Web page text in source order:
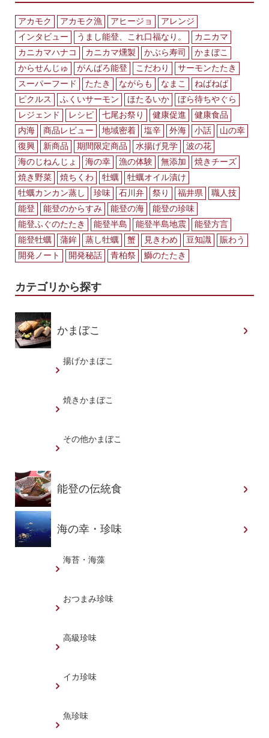
アカモク アカモク漁 アヒージョ
アレンジ
インタビュー
うまし能登、これ口福なり。
カニカマ
カニカマハナコ
カニカマ燻製 かぶら寿司
かまぼこ
からせんじゅ
がんばろ能登 こだわり
サーモンたたき
スーパーフード
たたき ながらも なまこ
ねばねば
ピクルス
ふくいサーモン ほたるいか
ぼら待ちやぐら
レジェンド
レシピ 七尾お祭り 健康促進
健康食品
内海
商品レビュー 地域密着 塩辛 外海 小話
山の幸
復興
新商品 期間限定商品 水揚げ見学
波の花
海のじねんじょ
海の幸 漁の体験 無添加
焼きチーズ
焼き野菜
焼ちくわ 牡蠣
牡蠣オイル漬け
牡蠣カンカン蒸し
珍味 石川弁 祭り 福井県
職人技
能登
能登のからすみ 能登の海
能登の珍味
能登ふぐのたたき
能登半島 能登半島地震
能登方言
能登牡蠣
蒲鉾 蒸し牡蠣 蟹 見きわめ 豆知識
賑わう
開発ノート
開発秘話 青柏祭 鰤のたたき
カテゴリから探す
かまぼこ
揚げかまぼこ
焼きかまぼこ
その他かまぼこ
能登の伝統食
海の幸・珍味
海苔・海藻
おつまみ珍味
高級珍味
イカ珍味
魚珍味